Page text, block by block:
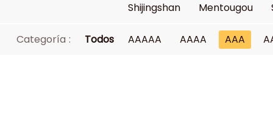
Shijingshan
Mentougou
Categoría : Todos AAAAA AAAA AAA